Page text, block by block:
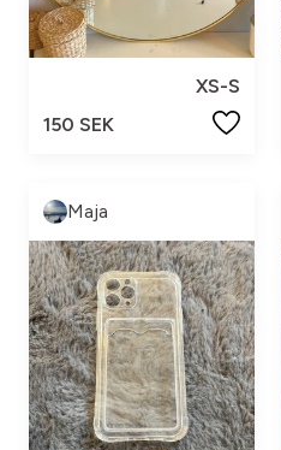
XS-S
150 SEK
Maja